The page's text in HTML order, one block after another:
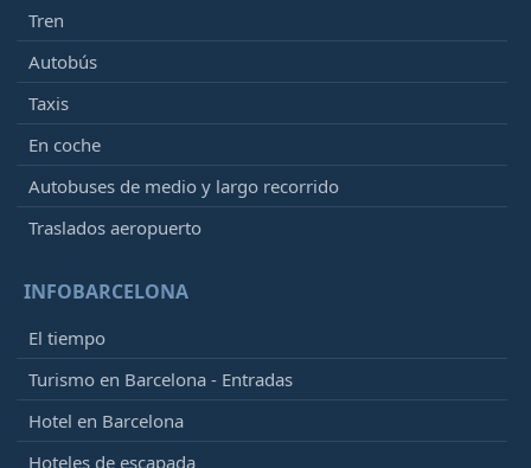
Tren
Autobús
Taxis
En coche
Autobuses de medio y largo recorrido
Traslados aeropuerto
INFOBARCELONA
El tiempo
Turismo en Barcelona - Entradas
Hotel en Barcelona
Hoteles de escapada